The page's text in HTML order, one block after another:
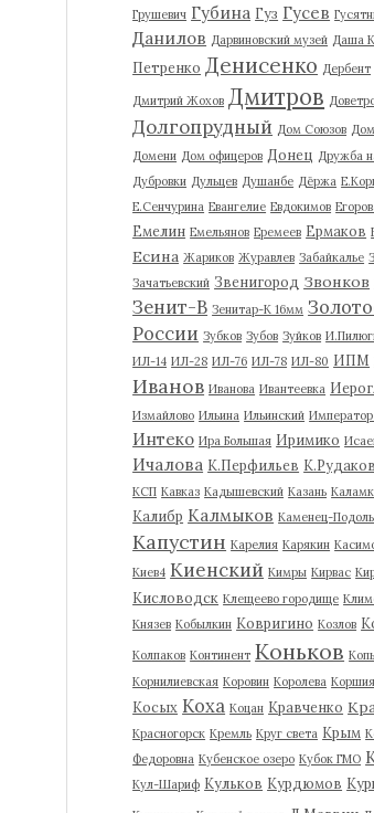
Грушевич Губина Гуз Гусев
Данилов Дарвиновский музей Даша
Петренко Денисенко Дербент
Дмитрий Жохов Дмитров
Долгопрудный Дом Союзов
Домени Дом офицеров Донец Дружба
Дубровки Дульцев Душанбе Дёржа
Е.Сенчурина Евангелие Евдокимов
Емелин Емельянов Еремеев Ермаков
Есина Жариков Журавлев Забайкалье
Зачатьевский Звенигород Звонков
Зенит-В Зенитар-К 16мм
России Зубков Зубов Зуйков
ИЛ-14 ИЛ-28 ИЛ-76 ИЛ-78 ИЛ-80 ИПМ
Иванов Иванова Ивантеевка
Измайлово Ильина Ильинский
Интеко Ира Большая Иримико
Ичалова К.Перфильев К.Рудаков
КСП Кавказ Кадышевский Казань
Калибр Калмыков Каменец-
Капустин Карелия Карякин
Киев4 Киенский Кимры Кирвас
Кисловодск Клещеево городище
Князев Кобылкин Ковригино Козлов
Колпаков Континент Коньков
Корнилиевская Коровин Королева Коршия
Косых Коха Коцан Кравченко
Красногорск Кремль Круг света Крым
Федоровна Кубенское озеро Кубок ГМО
Кул-Шариф Кульков Курдюмов